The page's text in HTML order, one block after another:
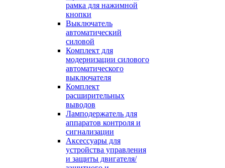
рамка для нажимной
кнопки
Выключатель
автоматический
силовой
Комплект для
модернизации силового
автоматического
выключателя
Комплект
расширительных
выводов
Ламподержатель для
аппаратов контроля и
сигнализации
Аксессуары для
устройства управления
и защиты двигателя/